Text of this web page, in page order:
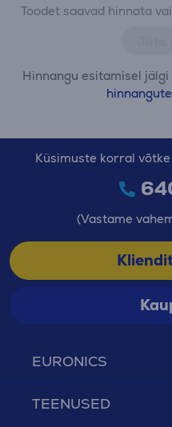
Toodet saavad hinnata
Hinnangu esitamisel
EURONICS
TEENUSED
Küsimuste korral
(Vastame